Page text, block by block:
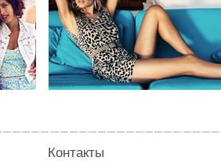
Контакты